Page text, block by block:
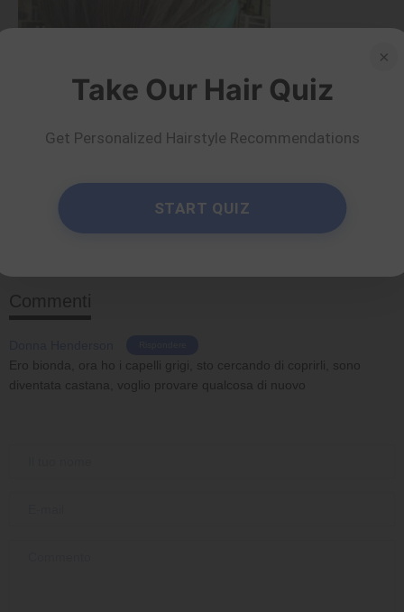
colorare i capelli color
marrone fungo
Commenti
Ero bionda, ora ho i capelli grigi, sto cercando di coprirli, sono
diventata castana, voglio provare qualcosa di nuovo
×
Take Our Hair Quiz
Get Personalized Hairstyle Recommendations
START QUIZ